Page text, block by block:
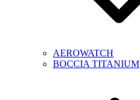
AEROWATCH
BOCCIA TITANIUM